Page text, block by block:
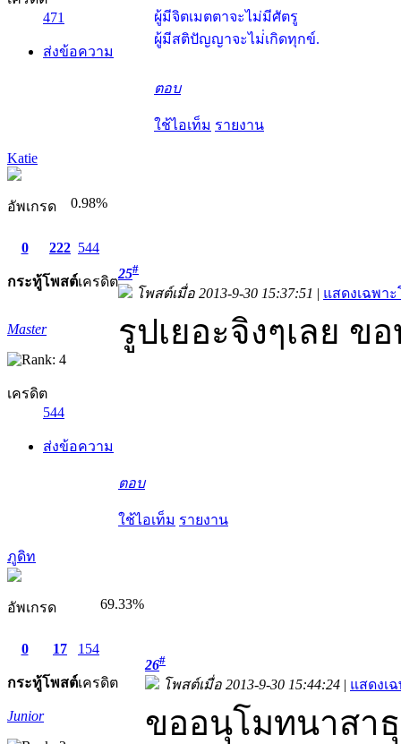
471
ส่งข้อความ
ผู้มีจิตเมตตาจะไม่มีศัตรู
ผู้มีสติปัญญาจะไม่่เกิดทุกข์.
ตอบ
ใช้ไอเท็ม รายงาน
Katie
อัพเกรด 0.98%
0
กระทู้
222
โพสต์
544
เครดิต
Master
เครดิต
544
ส่งข้อความ
25#
โพสต์เมื่อ 2013-9-30 15:37:51 | แสดงเฉพา
รูปเยอะจิงๆเลย
ตอบ
ใช้ไอเท็ม รายงาน
ภูดิท
อัพเกรด 69.33%
0
กระทู้
17
โพสต์
154
เครดิต
Junior
26#
โพสต์เมื่อ 2013-9-30 15:44:24 | แสดงเ
ขออนุโมทนาสา